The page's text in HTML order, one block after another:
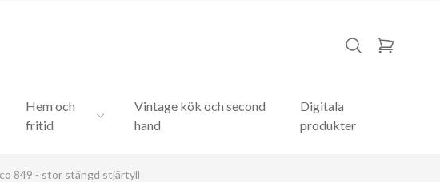
Hem och
fritid
Vintage kök och second
hand
Digitala
produkter
849 - stor stängd stjärtyll